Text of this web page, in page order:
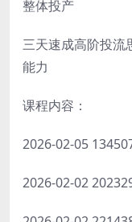
整体投产
三天速成高阶投流
能力
课程内容：
2026-02-05
2026-02-02